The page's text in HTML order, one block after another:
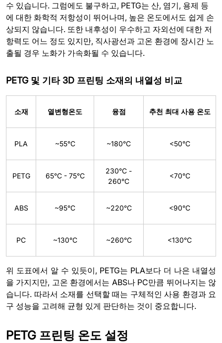
수 있습니다. 그럼에도 불구하고, PETG는 산, 염기, 용제 등
에 대한 화학적 저항성이 뛰어나며, 높은 온도에서도 쉽게 손
상되지 않습니다. 또한 내후성이 우수하고 자외선에 대한 저
항력도 어느 정도 있지만, 직사광선과 고온 환경에 장시간 노
출될 경우 노화가 가속화될 수 있습니다.
PETG 및 기타 3D 프린팅 소재의 내열성 비교
소재 열변형온도 융점 추천 최대 사용 온도
PLA ~55°C ~180°C <50°C
PETG 65°C - 75°C
230°C -
260°C
<70°C
ABS ~95°C ~220°C <90°C
PC ~130°C ~260°C <130°C
위 도표에서 알 수 있듯이, PETG는 PLA보다 더 나은 내열성
을 가지지만, 고온 환경에서는 ABS나 PC만큼 뛰어나지는 않
습니다. 따라서 소재를 선택할 때는 구체적인 사용 환경과 요
구 성능을 고려해 균형 있게 판단하는 것이 중요합니다.
PETG 프린팅 온도 설정